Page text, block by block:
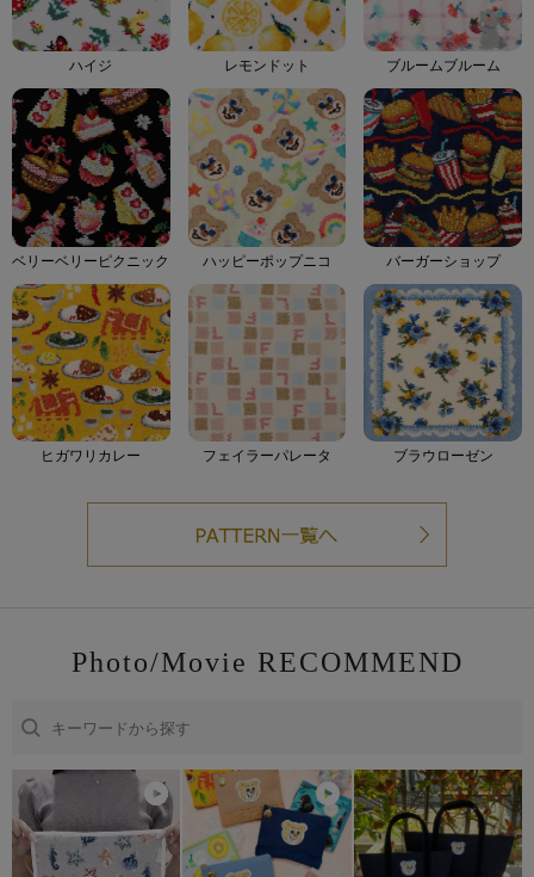
ハイジ レモンドット ブルームブルーム
ベリーベリーピクニック ハッピーポップニコ バーガーショップ
ヒガワリカレー フェイラーパレータ ブラウローゼン
Photo/Movie RECOMMEND